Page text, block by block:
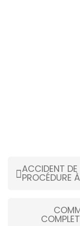
ACCIDENT DE
PROCÉDURE